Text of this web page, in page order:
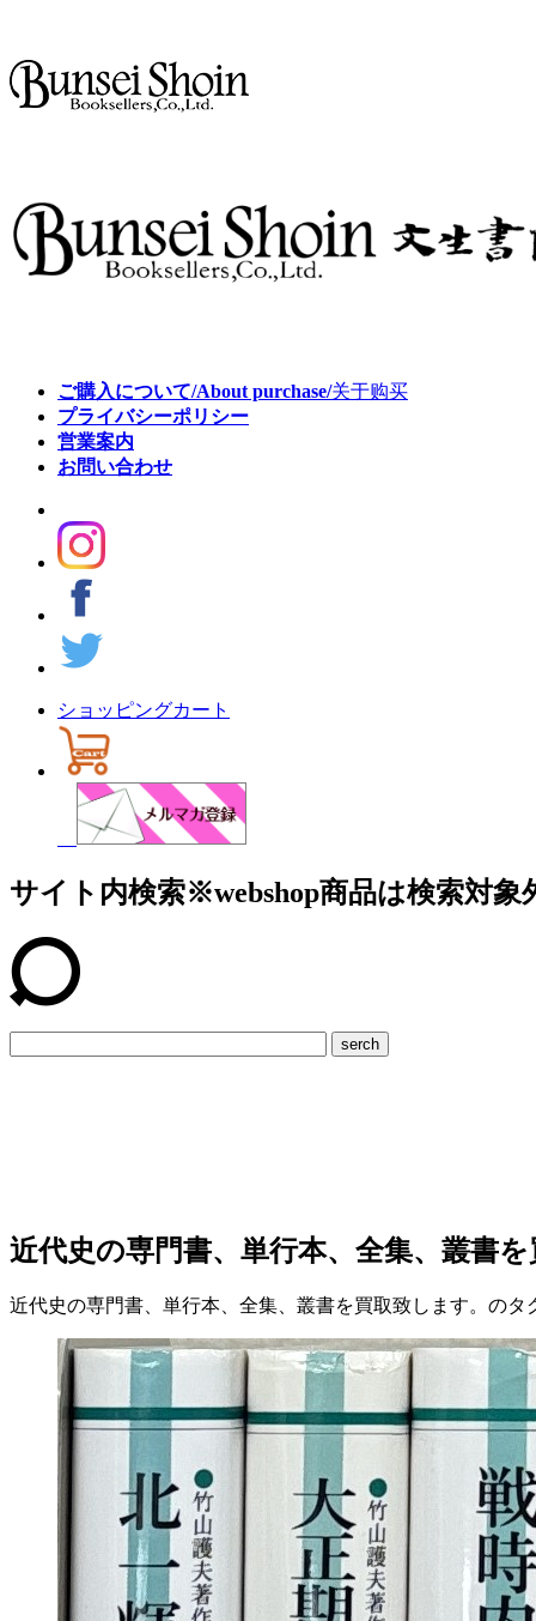
ご購入について/About purchase/关于购买
プライバシーポリシー
営業案内
お問い合わせ
ショッピングカート
サイト内検索※webshop商品は検索対象
serch
近代史の専門書、単行本、全集、叢書
近代史の専門書、単行本、全集、叢書を買取致します。のタ